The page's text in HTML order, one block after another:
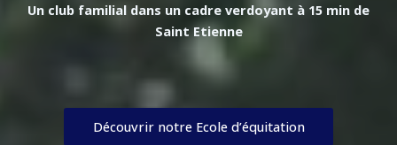
Un club familial dans un cadre verdoyant à 15 min de
Saint Etienne
Découvrir notre Ecole d’équitation